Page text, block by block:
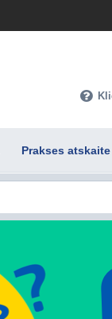
Prakses atskaite